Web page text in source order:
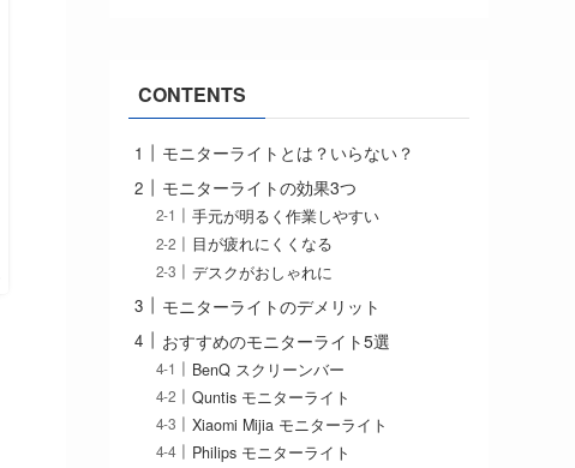
CONTENTS
モニターライトとは？いらない？
モニターライトの効果3つ
手元が明るく作業しやすい
目が疲れにくくなる
デスクがおしゃれに
モニターライトのデメリット
おすすめのモニターライト5選
BenQ スクリーンバー
Quntis モニターライト
Xiaomi Mijia モニターライト
Philips モニターライト